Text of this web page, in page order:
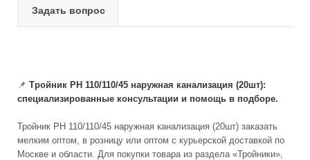
Задать вопрос
📌 Тройник PH 110/110/45 наружная канализация (20шт):
специализированные консультации и помощь в подборе.
Тройник PH 110/110/45 наружная канализация (20шт) заказать
мелким оптом, в розницу или оптом с курьерской доставкой по
Москве и области. Для покупки товара из раздела «Тройники»,